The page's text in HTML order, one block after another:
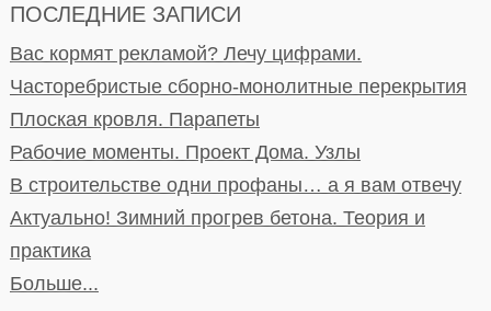
ПОСЛЕДНИЕ ЗАПИСИ
Вас кормят рекламой? Лечу цифрами.
Часторебристые сборно-монолитные перекрытия
Плоская кровля. Парапеты
Рабочие моменты. Проект Дома. Узлы
В строительстве одни профаны… а я вам отвечу
Актуально! Зимний прогрев бетона. Теория и
практика
Больше...